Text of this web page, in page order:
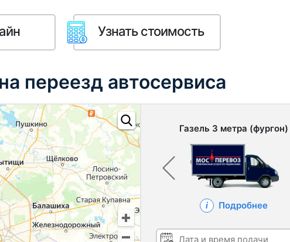
Узнать стоимость
переезд автосервиса
Газель 3 метра (фургон)
Подробнее
Дата и время подачи